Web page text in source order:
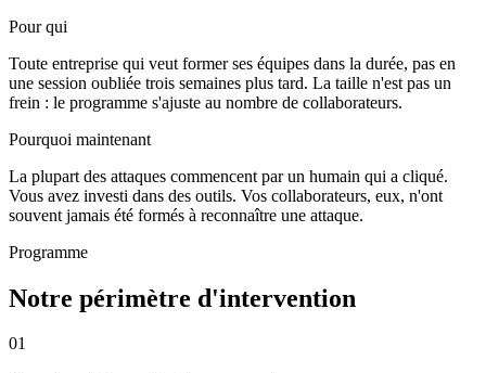
Pour qui
Toute entreprise qui veut former ses équipes dans la durée, pas en
une session oubliée trois semaines plus tard. La taille n'est pas un
frein : le programme s'ajuste au nombre de collaborateurs.
Pourquoi maintenant
La plupart des attaques commencent par un humain qui a cliqué.
Vous avez investi dans des outils. Vos collaborateurs, eux, n'ont
souvent jamais été formés à reconnaître une attaque.
Programme
Notre périmètre d'intervention
01